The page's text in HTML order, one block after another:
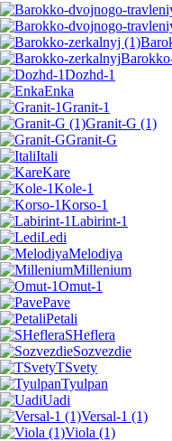
Dozhd-1
Enka
Granit-1
Granit-G (1)
Granit-G
Itali
Kare
Kole-1
Korso-1
Labirint-1
Ledi
Melodiya
Millenium
Omut-1
Pave
Petali
SHeflera
Sozvezdie
TSvety
Tyulpan
Uadi
Versal-1 (1)
Viola (1)